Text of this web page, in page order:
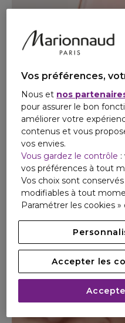
Je
Vos préférences,
Nous et nos
pour assurer le bon
améliorer votre
contenus et vous
vos envies.
Vous gardez le contrôle
vos préférences à tout
Vos choix sont
modifiables à tout
Paramétrer les cookies
Accepter les